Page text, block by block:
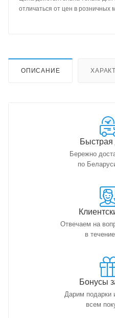
отличаться от цен в розничных
ОПИСАНИЕ
Быстрая
Бережно
по
Отвечаем на
в
Бонусы
Дарим подарки
всем